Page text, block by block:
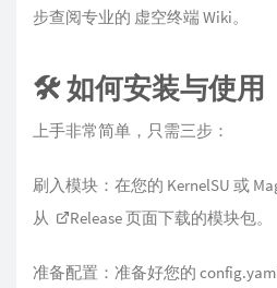
步查阅专业的 虚空终端 Wiki。
🛠️ 如何安装与使用
上手非常简单，只需三步：
刷入模块：在您的 KernelSU 或
从
Release页面下载的模块包。
准备配置：准备好您的